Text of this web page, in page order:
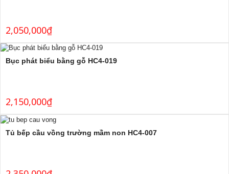
2,050,000₫
Bục phát biểu bằng gỗ HC4-019
2,150,000₫
Tủ bếp cầu vồng trường mầm non HC4-007